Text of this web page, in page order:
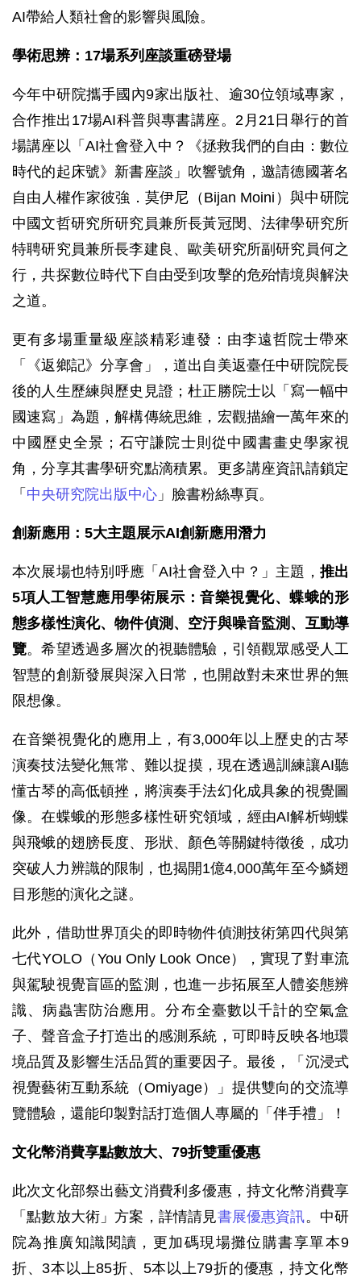
AI帶給人類社會的影響與風險。
學術思辨：17場系列座談重磅登場
今年中研院攜手國內9家出版社、逾30位領域專家，
合作推出17場AI科普與專書講座。2月21日舉行的首
場講座以「AI社會登入中？《拯救我們的自由：數位
時代的起床號》新書座談」吹響號角，邀請德國著名
自由人權作家彼強．莫伊尼（Bijan Moini）與中研院
中國文哲研究所研究員兼所長黃冠閔、法律學研究所
特聘研究員兼所長李建良、歐美研究所副研究員何之
行，共探數位時代下自由受到攻擊的危殆情境與解決
之道。
更有多場重量級座談精彩連發：由李遠哲院士帶來
「《返鄉記》分享會」，道出自美返臺任中研院院長
後的人生歷練與歷史見證；杜正勝院士以「寫一幅中
國速寫」為題，解構傳統思維，宏觀描繪一萬年來的
中國歷史全景；石守謙院士則從中國書畫史學家視
角，分享其書學研究點滴積累。更多講座資訊請鎖定
「 中央研究院出版中心 」臉書粉絲專頁。
創新應用：5大主題展示AI創新應用潛力
本次展場也特別呼應「AI社會登入中？」主題， 推出
5項人工智慧應用學術展示：音樂視覺化、蝶蛾的形
態多樣性演化、物件偵測、空汙與噪音監測、互動導
覽。希望透過多層次的視聽體驗，引領觀眾感受人工
智慧的創新發展與深入日常，也開啟對未來世界的無
限想像。
在音樂視覺化的應用上，有3,000年以上歷史的古琴
演奏技法變化無常、難以捉摸，現在透過訓練讓AI聽
懂古琴的高低頓挫，將演奏手法幻化成具象的視覺圖
像。在蝶蛾的形態多樣性研究領域，經由AI解析蝴蝶
與飛蛾的翅膀長度、形狀、顏色等關鍵特徵後，成功
突破人力辨識的限制，也揭開1億4,000萬年至今鱗翅
目形態的演化之謎。
此外，借助世界頂尖的即時物件偵測技術第四代與第
七代YOLO（You Only Look Once），實現了對車流
與駕駛視覺盲區的監測，也進一步拓展至人體姿態辨
識、病蟲害防治應用。分布全臺數以千計的空氣盒
子、聲音盒子打造出的感測系統，可即時反映各地環
境品質及影響生活品質的重要因子。最後，「沉浸式
視覺藝術互動系統（Omiyage）」提供雙向的交流導
覽體驗，還能印製對話打造個人專屬的「伴手禮」！
文化幣消費享點數放大、79折雙重優惠
此次文化部祭出藝文消費利多優惠，持文化幣消費享
「點數放大術」方案，詳情請見書展優惠資訊。中研
院為推廣知識閱讀，更加碼現場攤位購書享單本9
折、3本以上85折、5本以上79折的優惠，持文化幣